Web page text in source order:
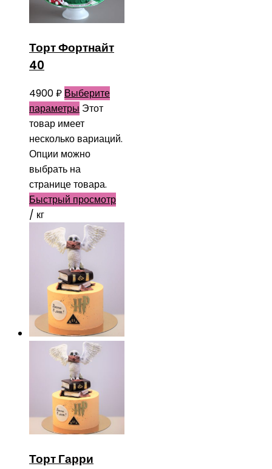
Торт Фортнайт
40
4900₽ Выберите
параметры Этот
товар имеет
несколько вариаций.
Опции можно
выбрать на
странице товара.
Быстрый просмотр
/ кг
Торт Гарри